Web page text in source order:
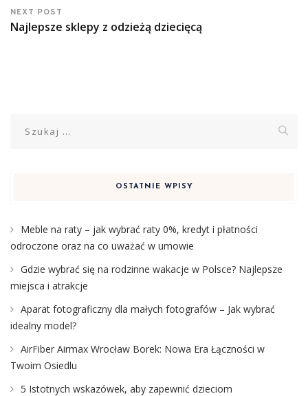
NEXT POST
Najlepsze sklepy z odzieżą dziecięcą
OSTATNIE WPISY
Meble na raty – jak wybrać raty 0%, kredyt i płatności
odroczone oraz na co uważać w umowie
Gdzie wybrać się na rodzinne wakacje w Polsce? Najlepsze
miejsca i atrakcje
Aparat fotograficzny dla małych fotografów – Jak wybrać
idealny model?
AirFiber Airmax Wrocław Borek: Nowa Era Łączności w
Twoim Osiedlu
5 Istotnych wskazówek, aby zapewnić dzieciom